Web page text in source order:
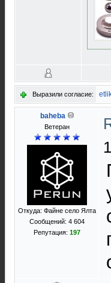
Выразили согласие:
baheba
Ветеран
Откуда: Файне село Ялта
Сообщений: 4 604
Репутация: 197